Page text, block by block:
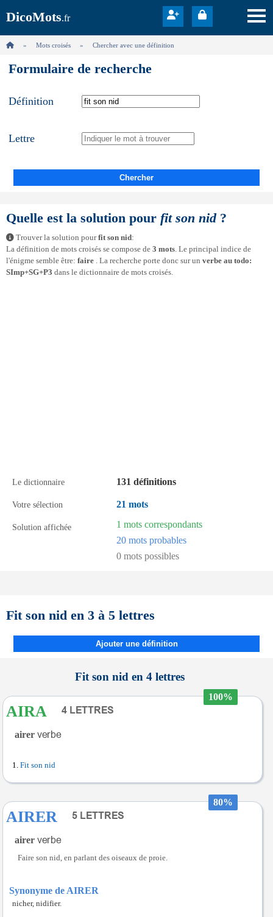
DicoMots.fr
Mots croisés Chercher avec une définition
Formulaire de recherche
Définition
Lettre
Chercher
Quelle est la solution pour fit son nid?
Trouver la solution pourfit son nid:
La définition de mots croisés se compose de 3 mots. Le principal indice de
l'énigme semble être: faire . La recherche porte donc sur un verbe au todo:
SImp+SG+P3 dans le dictionnaire de mots croisés.
Le dictionnaire 131 définitions
Votre sélection 21 mots
Solution affichée
1 mots correspondants
20 mots probables
0 mots possibles
Fit son nid en 3 à 5 lettres
Ajouter une définition
Fit son nid en 4 lettres
100%
AIRA
airer
Fit son nid
80%
AIRER
airer
Faire son nid, en parlant des oiseaux de proie.
Synonyme de AIRER
nicher, nidifier.